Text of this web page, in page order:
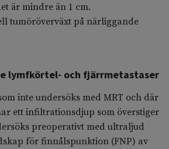
är mindre än 1 cm.
tumöröverväxt på närliggande
lymfkörtel- och fjärrmetastaser
inte undersöks med MRT och där
ett infiltrationsdjup som överstiger
preoperativt med ultraljud
för finnålspunktion (FNP) av